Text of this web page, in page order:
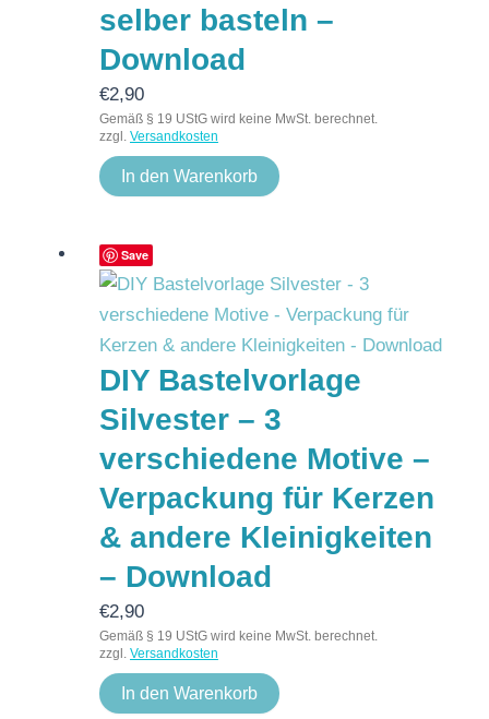
selber basteln –
Download
€2,90
Gemäß § 19 UStG wird keine MwSt. berechnet.
zzgl. Versandkosten
In den Warenkorb
Save
DIY Bastelvorlage
Silvester – 3
verschiedene Motive –
Verpackung für Kerzen
& andere Kleinigkeiten
– Download
€2,90
Gemäß § 19 UStG wird keine MwSt. berechnet.
zzgl. Versandkosten
In den Warenkorb